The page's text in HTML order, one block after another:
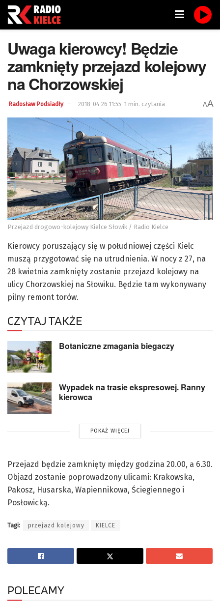
Uwaga kierowcy! Będzie
zamknięty przejazd kolejowy
na Chorzowskiej
Radosław Podsiadły 2018-04-26 11:55 1 min. czytania AA
Przejazd drogowo-kolejowy Kielce Słowik / Radio Kielce
Kierowcy poruszający się w południowej części Kielc
muszą przygotować się na utrudnienia. W nocy z 27, na
28 kwietnia zamknięty zostanie przejazd kolejowy na
ulicy Chorzowskiej na Słowiku. Będzie tam wykonywany
pilny remont torów.
CZYTAJ TAKŻE
Botaniczne zmagania biegaczy
Wypadek na trasie ekspresowej. Ranny
kierowca
POKAŻ WIĘCEJ
Przejazd będzie zamknięty między godzina 20.00, a 6.30.
Objazd zostanie poprowadzony ulicami: Krakowska,
Pakosz, Husarska, Wapiennikowa, Ściegiennego i
Posłowicką.
Tagi: przejazd kolejowy KIELCE
POLECAMY